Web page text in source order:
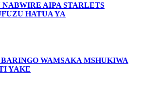
NABWIRE AIPA STARLETS
HATUA YA
WAMSAKA MSHUKIWA
YAKE